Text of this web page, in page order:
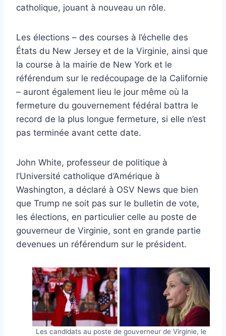
catholique, jouant à nouveau un rôle.
Les élections – des courses à l’échelle des
États du New Jersey et de la Virginie, ainsi que
la course à la mairie de New York et le
référendum sur le redécoupage de la Californie
– auront également lieu le jour même où la
fermeture du gouvernement fédéral battra le
record de la plus longue fermeture, si elle n’est
pas terminée avant cette date.
John White, professeur de politique à
l’Université catholique d’Amérique à
Washington, a déclaré à OSV News que bien
que Trump ne soit pas sur le bulletin de vote,
les élections, en particulier celle au poste de
gouverneur de Virginie, sont en grande partie
devenues un référendum sur le président.
Les candidats au poste de gouverneur de Virginie, le